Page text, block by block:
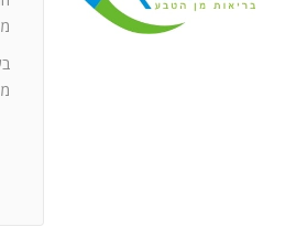
לצוות שלי ולי את התחושה, שרק אנו
שגורות בפיך. המאגר האנרגטי שלך בלתי